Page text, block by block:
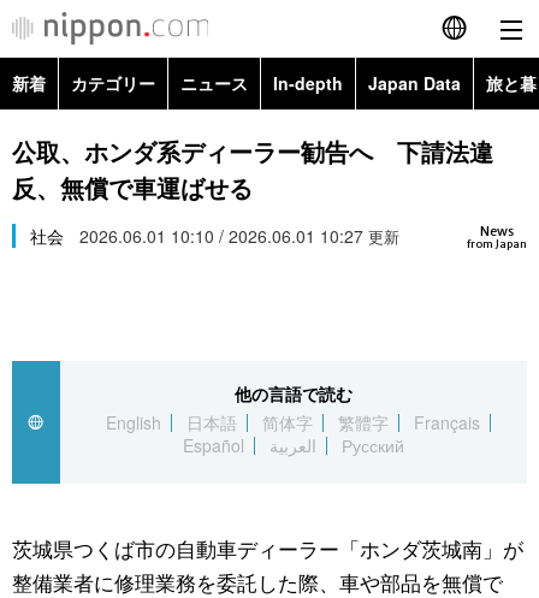
English
简体字
Русский
カテゴリー
経済・ビジネス
国際
文化
トップ
アーカイブ
In-depth
Japan Data
動画/Live
新着 カテゴリー ニュース In-depth Japan Data 旅と
政治・外交
経済・ビジネス
スポーツ・東京2020
Topics
公取、ホンダ系ディーラー勧告へ 下請法違
反、無償で車運ばせる
News
from Japan
社会 2026.06.01 10:10 / 2026.06.01 10:27 更新
他の言語で読む
English
日本語 简体字 繁體字
Français
Español
العربية Русский
茨城県つくば市の自動車ディーラー「ホンダ茨城南」が
整備業者に修理業務を委託した際、車や部品を無償で